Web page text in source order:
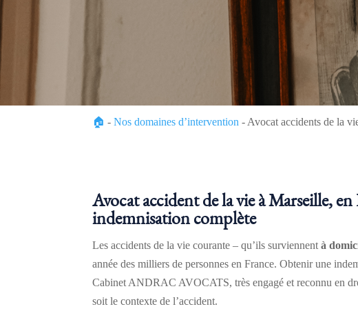
🏠 -Nos domaines d’intervention - Avocat accidents de la
Avocat accident de la vie à Marseille,
indemnisation complète
Les accidents de la vie courante – qu’ils surviennentà
année des milliers de personnes en France. Obtenir une
Cabinet ANDRAC AVOCATS, très engagé et reconnu en
soit le contexte de l’accident.